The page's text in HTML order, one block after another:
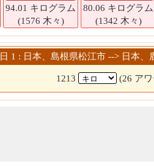
94.01 キログラム
(1576 木々)
80.06 キログラム
(1342 木々)
日 1 : 日本、島根県松江市 --> 日本、
1213 (26 ア